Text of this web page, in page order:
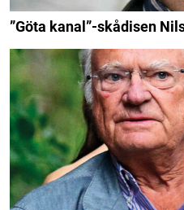
”Göta kanal”-skådisen